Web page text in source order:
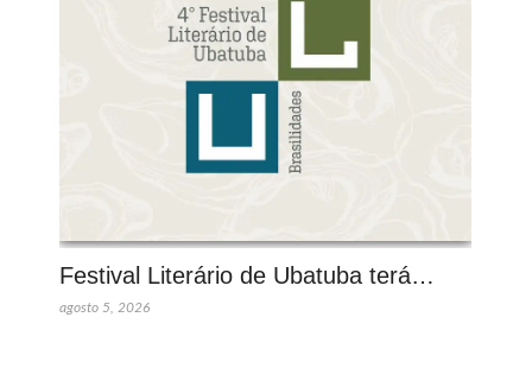
Festival Literário de Ubatuba terá…
agosto 5, 2026